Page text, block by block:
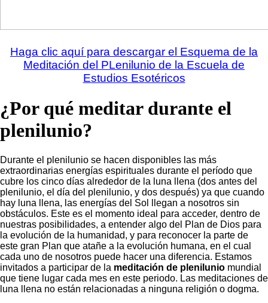
Haga clic aquí para descargar el Esquema de la
Meditación del PLenilunio de la Escuela de
Estudios Esotéricos
¿Por qué meditar durante el
plenilunio?
Durante el plenilunio se hacen disponibles las más
extraordinarias energías espirituales durante el período que
cubre los cinco días alrededor de la luna llena (dos antes del
plenilunio, el día del plenilunio, y dos después) ya que cuando
hay luna llena, las energías del Sol llegan a nosotros sin
obstáculos. Este es el momento ideal para acceder, dentro de
nuestras posibilidades, a entender algo del Plan de Dios para
la evolución de la humanidad, y para reconocer la parte de
este gran Plan que atañe a la evolución humana, en el cual
cada uno de nosotros puede hacer una diferencia. Estamos
invitados a participar de la meditación de plenilunio mundial
que tiene lugar cada mes en este periodo. Las meditaciones de
luna llena no están relacionadas a ninguna religión o dogma.